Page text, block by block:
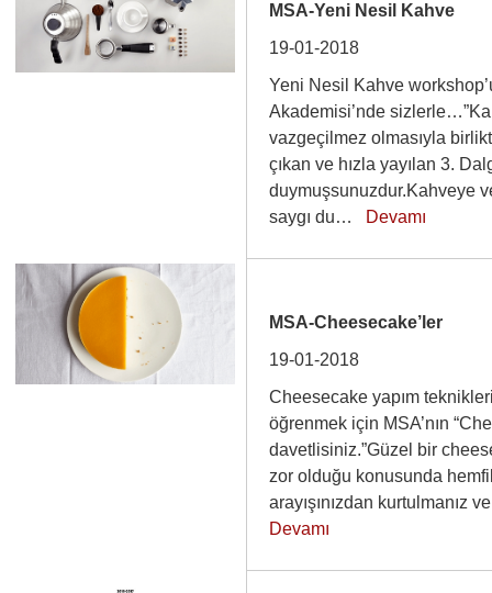
MSA-Yeni Nesil Kahve
19-01-2018
Yeni Nesil Kahve
Akademisi’nde
vazgeçilmez olmasıyla
çıkan ve hızla yayılan 3.
duymuşsunuzdur.Kahveye
saygı du… Devamı
MSA-Cheesecake’ler
19-01-2018
Cheesecake yapım
öğrenmek için MSA’nın
davetlisiniz.”Güzel bir
zor olduğu konusunda
arayışınızdan
Devamı